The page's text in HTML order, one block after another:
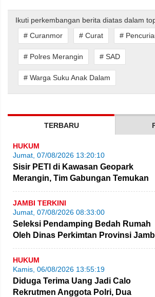
Ikuti perkembangan berita diatas dalam
# Curanmor
# Curat #
# Polres Merangin # SAD
# Warga Suku Anak Dalam
TERBARU
HUKUM
Jumat, 07/08/2026 13:20:10
Sisir PETI di Kawasan Geopark
Merangin, Tim Gabungan Temukan
Empat Rakit yang Ditinggalkan
JAMBI TERKINI
Jumat, 07/08/2026 08:33:00
Seleksi Pendamping Bedah Rumah
Oleh Dinas Perkimtan Provinsi
Kembali Dikritik
HUKUM
Kamis, 06/08/2026 13:55:19
Diduga Terima Uang Jadi Calo
Rekrutmen Anggota Polri, Dua